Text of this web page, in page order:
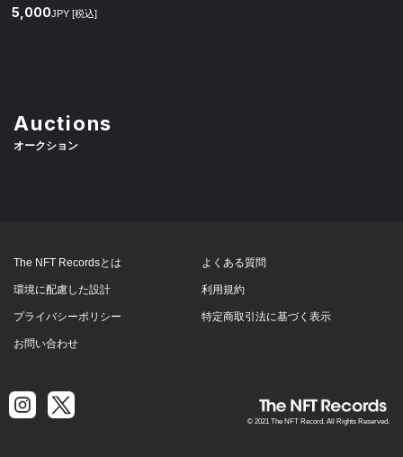
5,000JPY [税込]
Auctions
オークション
The NFT Recordsとは よくある質問
環境に配慮した設計 利用規約
プライバシーポリシー 特定商取引法に基づく表示
お問い合わせ
© 2021 The NFT Record. All Rights Reserved.